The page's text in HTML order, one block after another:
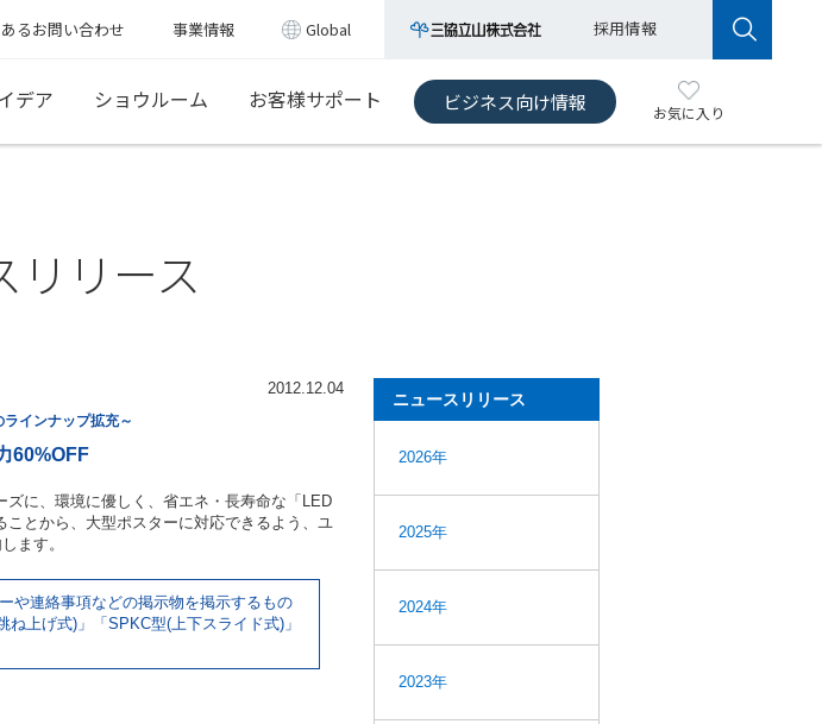
るお問い合わせ 事業情報 Global 採用情報
デア ショウルーム お客様サポート ビジネス向け情報 お気に入り
リリース
2012.12.04
インナップ拡充～
60%OFF
に、環境に優しく、省エネ・長寿命な「LED
とから、大型ポスターに対応できるよう、ユ
ます。
や連絡事項などの掲示物を掲示するもの
上げ式)」「SPKC型(上下スライド式)」
ニュースリリース
2026年
2025年
2024年
2023年